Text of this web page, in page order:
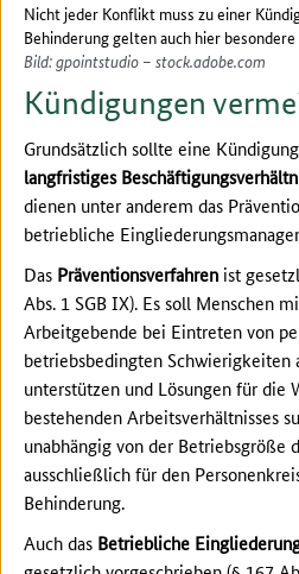
Nicht jeder Konflikt muss zu einer
Behinderung gelten auch hier
Bild: gpointstudio – stock.adobe.com
Kündigungen
Grundsätzlich sollte eine
langfristiges
dienen unter anderem das
betriebliche
Das Präventionsverfahren ist
Abs. 1 SGB IX). Es soll Menschen
Arbeitgebende bei Eintreten von
betriebsbedingten
unterstützen und Lösungen für die
bestehenden Arbeitsverhältnisses
unabhängig von der Betriebsgröße
ausschließlich für den
Behinderung.
Auch das Betriebliche